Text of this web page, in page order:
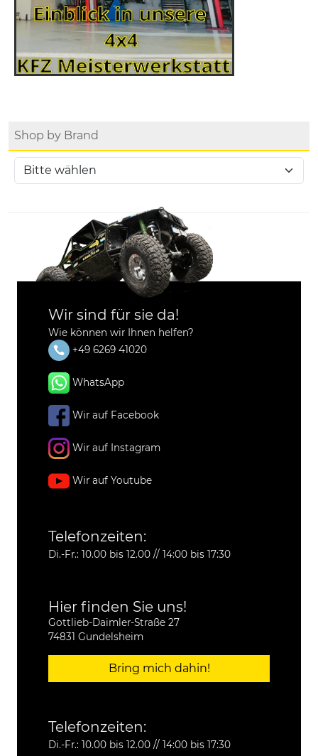
Shop by Brand
Wir sind für sie da!
Wie können wir Ihnen helfen?
+49 6269 41020
WhatsApp
Wir auf Facebook
Wir auf Instagram
Wir auf Youtube
Telefonzeiten:
Di.-Fr.: 10.00 bis 12.00 // 14:00 bis 17:30
Hier finden Sie uns!
Gottlieb-Daimler-Straße 27
74831 Gundelsheim
Bring mich dahin!
Telefonzeiten:
Di.-Fr.: 10.00 bis 12.00 // 14:00 bis 17:30